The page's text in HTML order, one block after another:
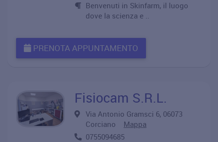
Benvenuti in Skinfarm, il luogo
dove la scienza e ..
PRENOTA APPUNTAMENTO
Fisiocam S.R.L.
Via Antonio Gramsci 6, 06073
Corciano Mappa
0755094685